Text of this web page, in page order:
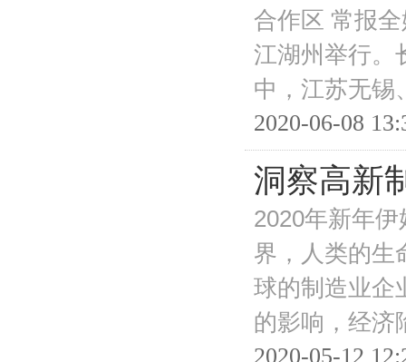
合作区 常报
江湖州举行。
中，江苏无
2020-06-08
洞察高新
2020年新年
界，人类的生
球的制造业企
的影响，经
2020-05-12